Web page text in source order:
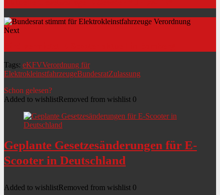
Next
Tags: eKFVVerordnung für
ElektrokleinstfahrzeugeBundesratZulassung
Schon gelesen?
Added to wishlistRemoved from wishlist 0
Geplante Gesetzesänderungen für E-
Scooter in Deutschland
Added to wishlistRemoved from wishlist 0